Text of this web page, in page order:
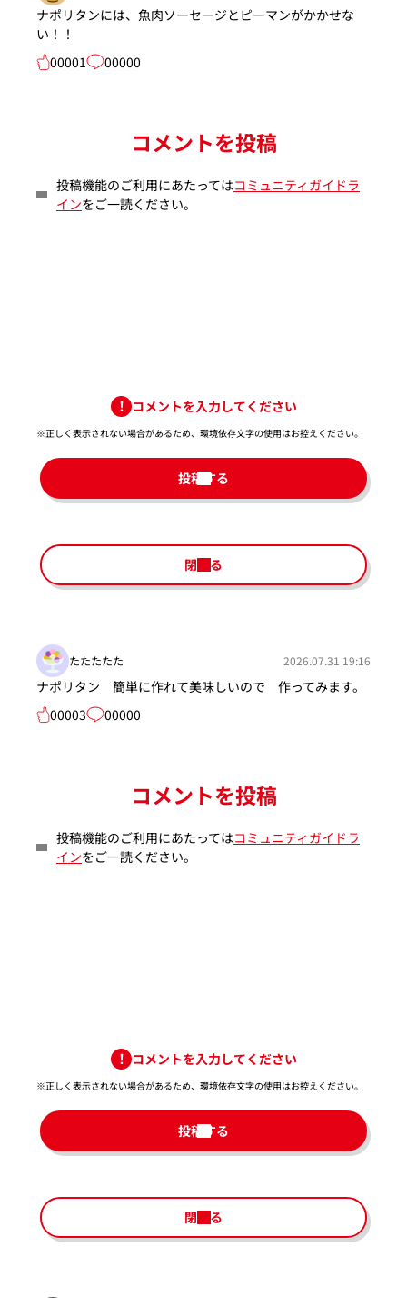
ナポリタンには、魚肉ソーセージとピーマンがかかせな
い！！
00001
00000
コメントを投稿
投稿機能のご利用にあたってはコミュニティガイドラ
インをご一読ください。
コメントを入力してください
※正しく表示されない場合があるため、環境依存文字の使用はお控えください。​
投稿する
閉じる
たたたたた 2026.07.31 19:16
ナポリタン 簡単に作れて美味しいので 作ってみます。
00003
00000
コメントを投稿
投稿機能のご利用にあたってはコミュニティガイドラ
インをご一読ください。
コメントを入力してください
※正しく表示されない場合があるため、環境依存文字の使用はお控えください。​
投稿する
閉じる